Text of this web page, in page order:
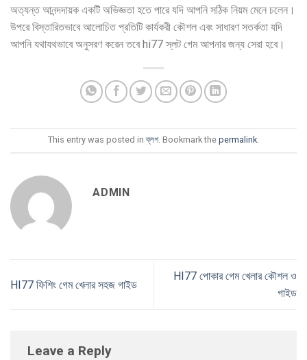
অত্যন্ত আনন্দদায়ক একটি অভিজ্ঞতা হতে পারে যদি আপনি সঠিক নিয়ম মেনে চলেন।
উপরে বিস্তারিতভাবে আলোচিত প্রতিটি কার্যকরী কৌশল এবং সাধারণ সতর্কতা যদি
আপনি যথাযথভাবে অনুসরণ করেন তবে hi77 স্লট গেম আপনার জন্য সেরা হবে।
This entry was posted inব্লগ. Bookmark the permalink.
ADMIN
HI77 ফিশিং গেম খেলার সহজ গাইড
HI77 পোকার গেম খেলার কৌশল ও
গাইড
Leave a Reply